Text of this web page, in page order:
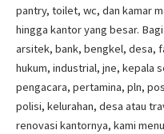
pantry, toilet, wc, dan kamar
hingga kantor yang besar.
arsitek, bank, bengkel, desa,
hukum, industrial, jne, kepala
pengacara, pertamina, pln,
polisi, kelurahan, desa atau
renovasi kantornya, kami